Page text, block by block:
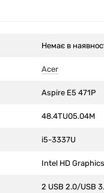
Немає в
Acer
Aspire E5 471P
48.4TU05.04M
i5-3337U
Intel HD
2 USB 2.0/USB